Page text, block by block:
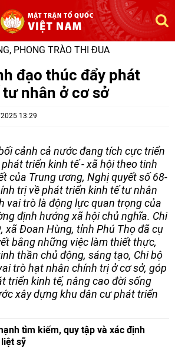
PHONG TRÀO THI ĐUA
đạo thúc đẩy phát
nhân ở cơ sở
13:29
cảnh cả nước đang tích cực triển
triển kinh tế - xã hội theo tinh
của Trung ương, Nghị quyết số 68-
trị về phát triển kinh tế tư nhân
vai trò là động lực quan trọng của
định hướng xã hội chủ nghĩa. Chi
xã Đoan Hùng, tỉnh Phú Thọ đã cụ
bằng những việc làm thiết thực,
thần chủ động, sáng tạo, Chi bộ
trò hạt nhân chính trị ở cơ sở, góp
triển kinh tế, nâng cao đời sống
xây dựng khu dân cư phát triển
tìm kiếm, quy tập và xác định
sỹ